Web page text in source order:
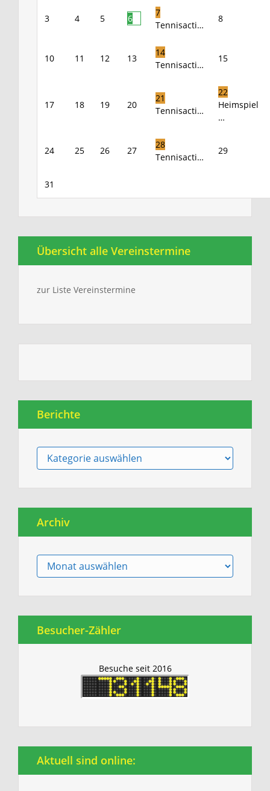
3 4 5 6
7
Tennisacti…
8
10 11 12 13
14
Tennisacti…
15
17 18 19 20
21
Tennisacti…
22
Heimspiel
…
24 25 26 27
28
Tennisacti…
29
31
Übersicht alle Vereinstermine
zur Liste Vereinstermine
Berichte
Berichte
Archiv
Archiv
Besucher-Zähler
Besuche seit 2016
Aktuell sind online: